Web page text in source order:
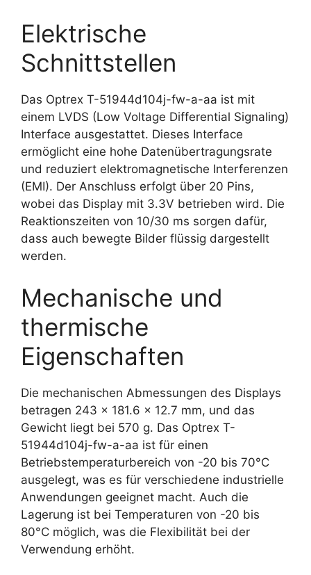
Elektrische
Schnittstellen
Das Optrex T-51944d104j-fw-a-aa ist mit
einem LVDS (Low Voltage Differential Signaling)
Interface ausgestattet. Dieses Interface
ermöglicht eine hohe Datenübertragungsrate
und reduziert elektromagnetische Interferenzen
(EMI). Der Anschluss erfolgt über 20 Pins,
wobei das Display mit 3.3V betrieben wird. Die
Reaktionszeiten von 10/30 ms sorgen dafür,
dass auch bewegte Bilder flüssig dargestellt
werden.
Mechanische und
thermische
Eigenschaften
Die mechanischen Abmessungen des Displays
betragen 243 x 181.6 x 12.7 mm, und das
Gewicht liegt bei 570 g. Das Optrex T-
51944d104j-fw-a-aa ist für einen
Betriebstemperaturbereich von -20 bis 70°C
ausgelegt, was es für verschiedene industrielle
Anwendungen geeignet macht. Auch die
Lagerung ist bei Temperaturen von -20 bis
80°C möglich, was die Flexibilität bei der
Verwendung erhöht.